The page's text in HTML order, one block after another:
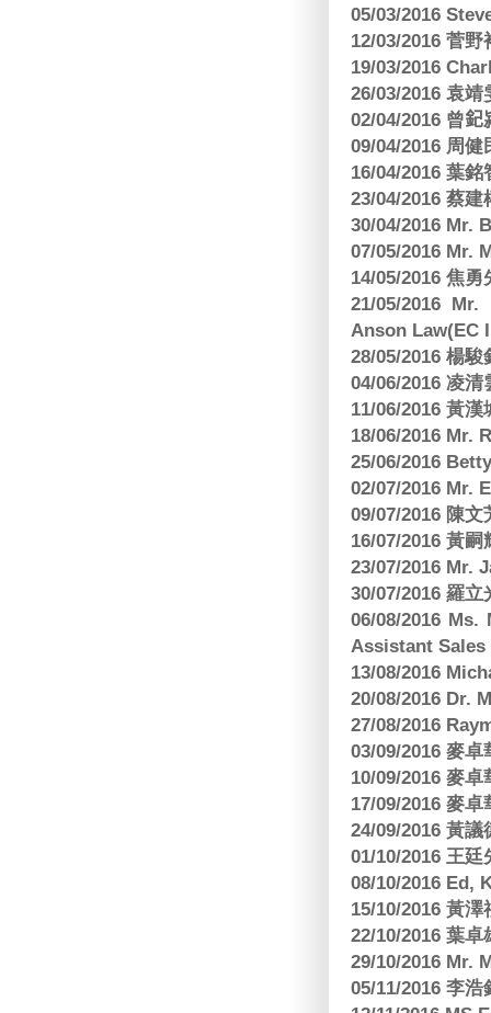
05/03/2016
12/03/2016 菅
19/03/2016
26/03/2016 袁
02/04/2016 曾
09/04/2016 周
16/04/2016 葉
23/04/2016 蔡
30/04/2016 Mr.
07/05/2016 Mr.
14/05/2016 焦
21/05/2016
Anson Law(EC
28/05/2016 楊
04/06/2016 凌
11/06/2016 黃
18/06/2016 Mr.
25/06/2016
02/07/2016 Mr.
09/07/2016 陳
16/07/2016 黃
23/07/2016 Mr.
30/07/2016 羅
06/08/2016
Assistant Sales
13/08/2016
20/08/2016 Dr.
27/08/2016
03/09/2016 麥
10/09/2016 麥
17/09/2016 麥
24/09/2016 黃
01/10/2016 王
08/10/2016 Ed,
15/10/2016 黃
22/10/2016 葉
29/10/2016 Mr.
05/11/2016 李